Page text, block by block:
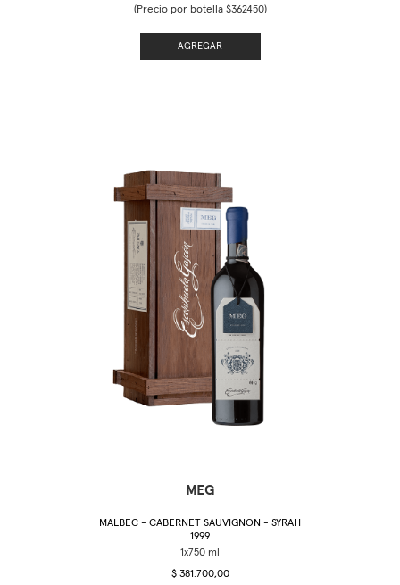
(Precio por botella $362450)
AGREGAR
MEG
MALBEC - CABERNET SAUVIGNON - SYRAH
1999
$ 381.700,00